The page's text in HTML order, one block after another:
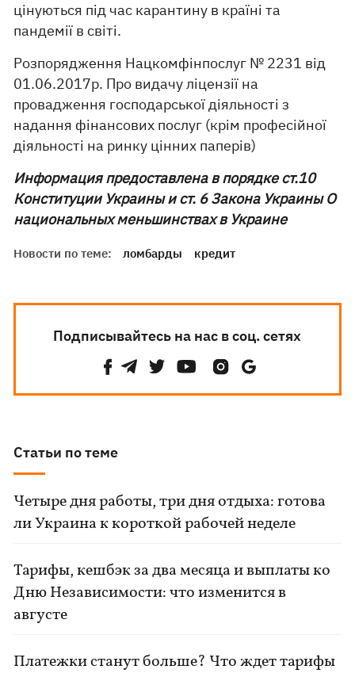
цінуються під час карантину в країні та
пандемії в світі.
Розпорядження Нацкомфінпослуг № 2231 від
01.06.2017р. Про видачу ліцензії на
провадження господарської діяльності з
надання фінансових послуг (крім професійної
діяльності на ринку цінних паперів)
Информация предоставлена в порядке ст.10
Конституции Украины и ст. 6 Закона Украины О
национальных меньшинствах в Украине
Новости по теме: ломбарды кредит
Подписывайтесь на нас в соц. сетях
Статьи по теме
Четыре дня работы, три дня отдыха: готова
ли Украина к короткой рабочей неделе
Тарифы, кешбэк за два месяца и выплаты ко
Дню Независимости: что изменится в
августе
Платежки станут больше? Что ждет тарифы